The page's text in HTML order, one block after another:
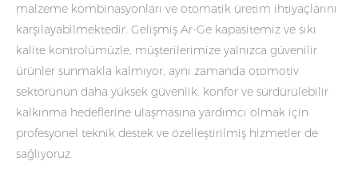
malzeme kombinasyonları ve otomatik üretim ihtiyaçlarını
karşılayabilmektedir. Gelişmiş Ar-Ge kapasitemiz ve sıkı
kalite kontrolümüzle, müşterilerimize yalnızca güvenilir
ürünler sunmakla kalmıyor, aynı zamanda otomotiv
sektörünün daha yüksek güvenlik, konfor ve sürdürülebilir
kalkınma hedeflerine ulaşmasına yardımcı olmak için
profesyonel teknik destek ve özelleştirilmiş hizmetler de
sağlıyoruz.